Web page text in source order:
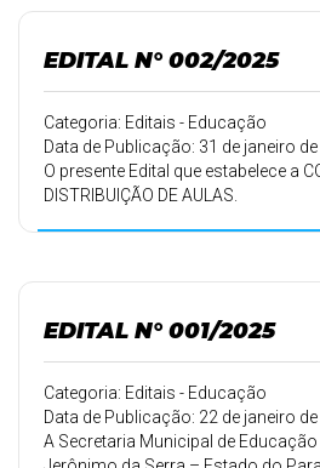
EDITAL N° 002/2025
Categoria: Editais - Educação
Data de Publicação: 31 de janeiro
O presente Edital que estabelece a
DISTRIBUIÇÃO DE AULAS.
EDITAL N° 001/2025
Categoria: Editais - Educação
Data de Publicação: 22 de janeiro
A Secretaria Municipal de